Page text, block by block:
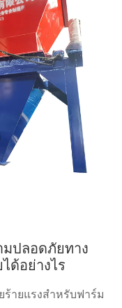
มปลอดภัยทาง
ด้อย่างไร
ายแรงสำหรับฟาร์ม